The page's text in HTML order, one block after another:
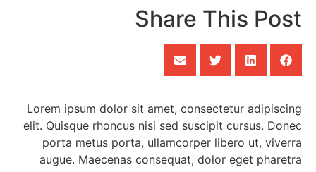
Share This Post
Lorem ipsum dolor sit amet, consectetur adipiscing
elit. Quisque rhoncus nisi sed suscipit cursus. Donec
porta metus porta, ullamcorper libero ut, viverra
augue. Maecenas consequat, dolor eget pharetra